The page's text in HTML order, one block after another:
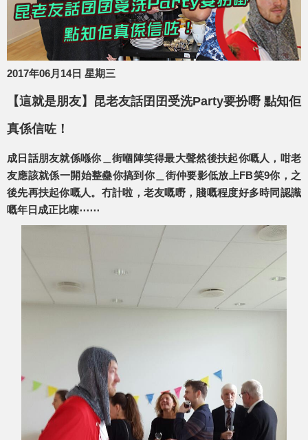
2017年06月14日 星期三
【這就是朋友】昆老友話囝囝受洗Party要扮嘢 點知佢
真係信咗！
成日話朋友就係喺你＿街嗰陣笑得最大聲然後扶起你嘅人，咁老
友應該就係一開始整蠱你搞到你＿街仲要影低放上FB笑9你，之
後先再扶起你嘅人。冇計啦，老友嘅嘢，賤嘅程度好多時同認識
嘅年日成正比㗎⋯⋯